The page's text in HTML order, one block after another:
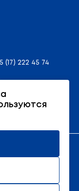
(17) 222 45 74
Республики